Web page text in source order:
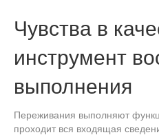
Чувства в
инструмент
выполнения
Переживания выполняют
проходит вся входящая